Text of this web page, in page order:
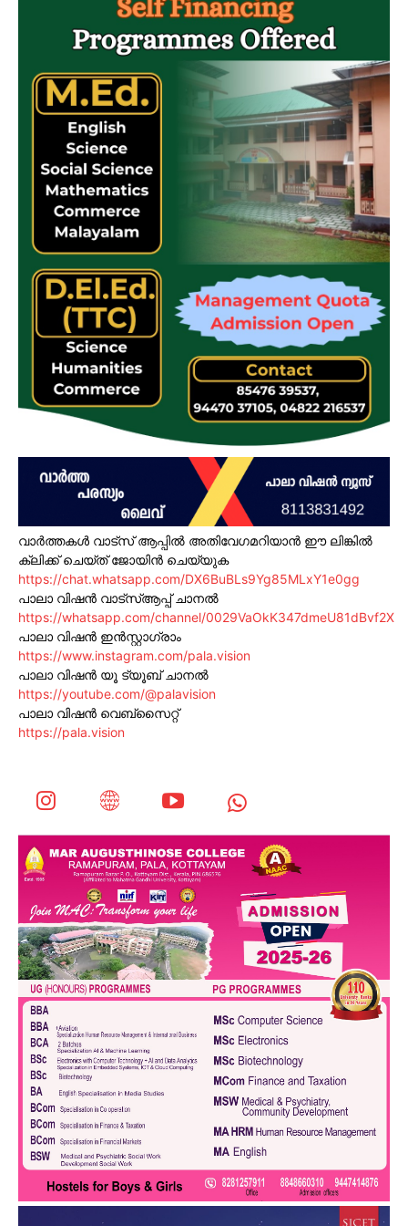
വാർത്തകൾ വാട്സ് ആപ്പിൽ അതിവേഗമറിയാൻ ഈ ലിങ്കിൽ
ക്ലിക്ക് ചെയ്ത് ജോയിൻ ചെയ്യുക
https://chat.whatsapp.com/DX6BuBLs9Yg85MLxY1e0gg
പാലാ വിഷൻ വാട്സ്ആപ്പ് ചാനൽ
https://whatsapp.com/channel/0029VaOkK347dmeU81dBvf2X
പാലാ വിഷൻ ഇൻസ്റ്റാഗ്രാം
https://www.instagram.com/pala.vision
പാലാ വിഷൻ യൂ ട്യൂബ് ചാനൽ
https://youtube.com/@palavision
പാലാ വിഷൻ വെബ്സൈറ്റ്
https://pala.vision